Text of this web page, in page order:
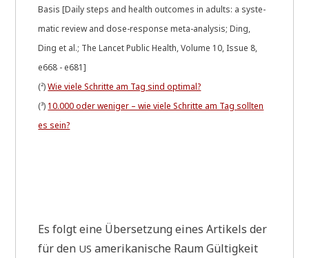
Basis [Dai­ly steps and health out­co­mes in adults: a syste­
ma­tic review and dose-respon­se meta-ana­ly­sis; Ding,
Ding et al.; The Lan­cet Public Health, Volu­me 10, Issue 8,
e668 - e681]
(²)Wie vie­le Schrit­te am Tag sind optimal?
(³) 10.000 oder weni­ger – wie vie­le Schrit­te am Tag soll­ten
es sein?
Es folgt eine Über­set­zung eines Arti­kels der
für den US ame­ri­ka­ni­sche Raum Gül­tig­keit